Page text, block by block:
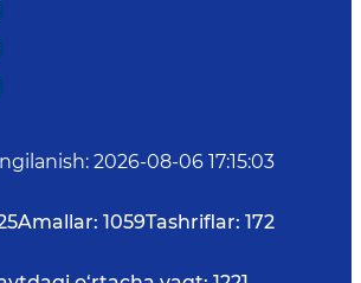
: 2026-08-06 17:15:03
Amallar: 1059Tashriflar: 172